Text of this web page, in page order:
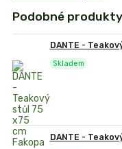
Podobné produkty
DANTE -
Skladem
DANTE -